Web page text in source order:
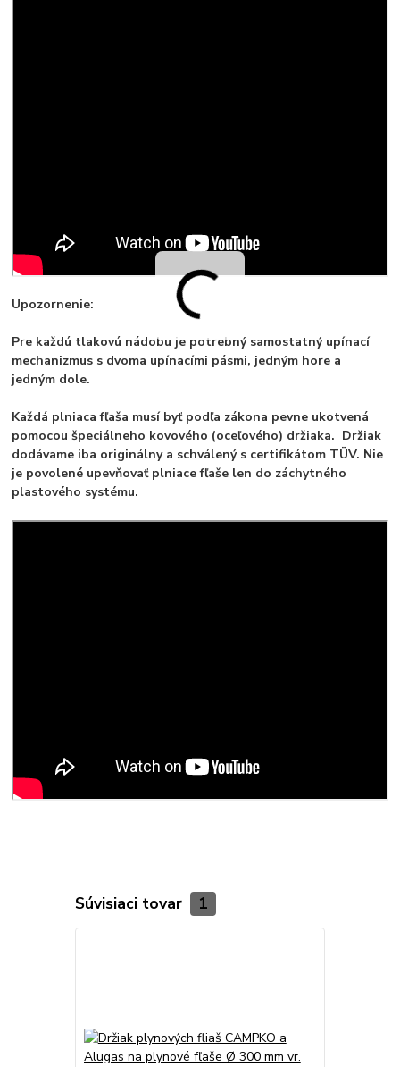
Upozornenie:
Pre každú tlakovú nádobu je potrebný samostatný upínací
mechanizmus s dvoma upínacími pásmi, jedným hore a
jedným dole.
Každá plniaca fľaša musí byť podľa zákona pevne ukotvená
pomocou špeciálneho kovového (oceľového) držiaka. Držiak
dodávame iba originálny a schválený s certifikátom TÜV. Nie
je povolené upevňovať plniace fľaše len do záchytného
plastového systému.
Súvisiaci tovar 1